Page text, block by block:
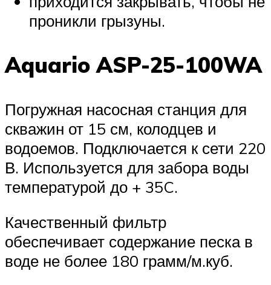
проникли грызуны.
Aquario ASP-25-100WA
Погружная насосная станция для
скважин от 15 см, колодцев и
водоемов. Подключается к сети 220
В. Используется для забора воды
температурой до + 35C.
Качественный фильтр
обеспечивает содержание песка в
воде не более 180 грамм/м.куб.